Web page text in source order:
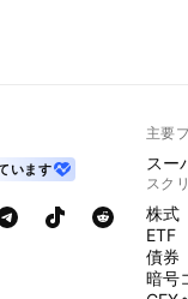
います
主要
スー
スク
株式
ETF
債券
暗号